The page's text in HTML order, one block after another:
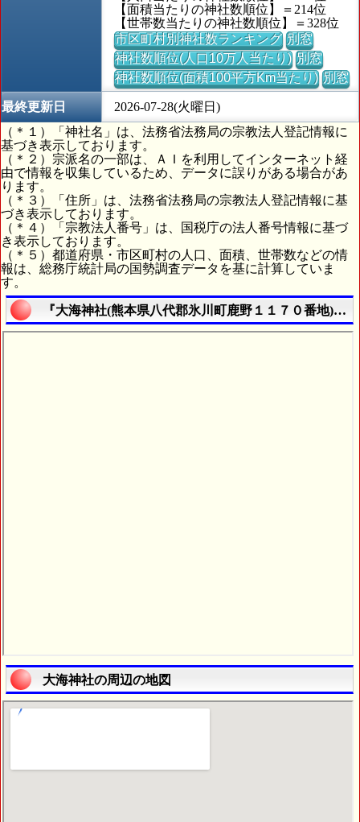
【面積当たりの神社数順位】＝214位
【世帯数当たりの神社数順位】＝328位
市区町村別神社数ランキング 別窓
神社数順位(人口10万人当たり) 別窓
神社数順位(面積100平方Km当たり) 別窓
最終更新日
2026-07-28(火曜日)
（＊１）「神社名」は、法務省法務局の宗教法人登記情報に
基づき表示しております。
（＊２）宗派名の一部は、ＡＩを利用してインターネット経
由で情報を収集しているため、データに誤りがある場合があ
ります。
（＊３）「住所」は、法務省法務局の宗教法人登記情報に基
づき表示しております。
（＊４）「宗教法人番号」は、国税庁の法人番号情報に基づ
き表示しております。
（＊５）都道府県・市区町村の人口、面積、世帯数などの情
報は、総務庁統計局の国勢調査データを基に計算していま
す。
『大海神社(熊本県八代郡氷川町鹿野１１７０番地)』
大海神社の周辺の地図